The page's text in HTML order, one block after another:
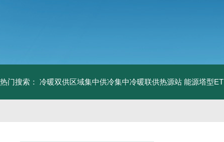
热门搜索： 冷暖双供区域集中供冷集中冷暖联供热源站 能源塔型